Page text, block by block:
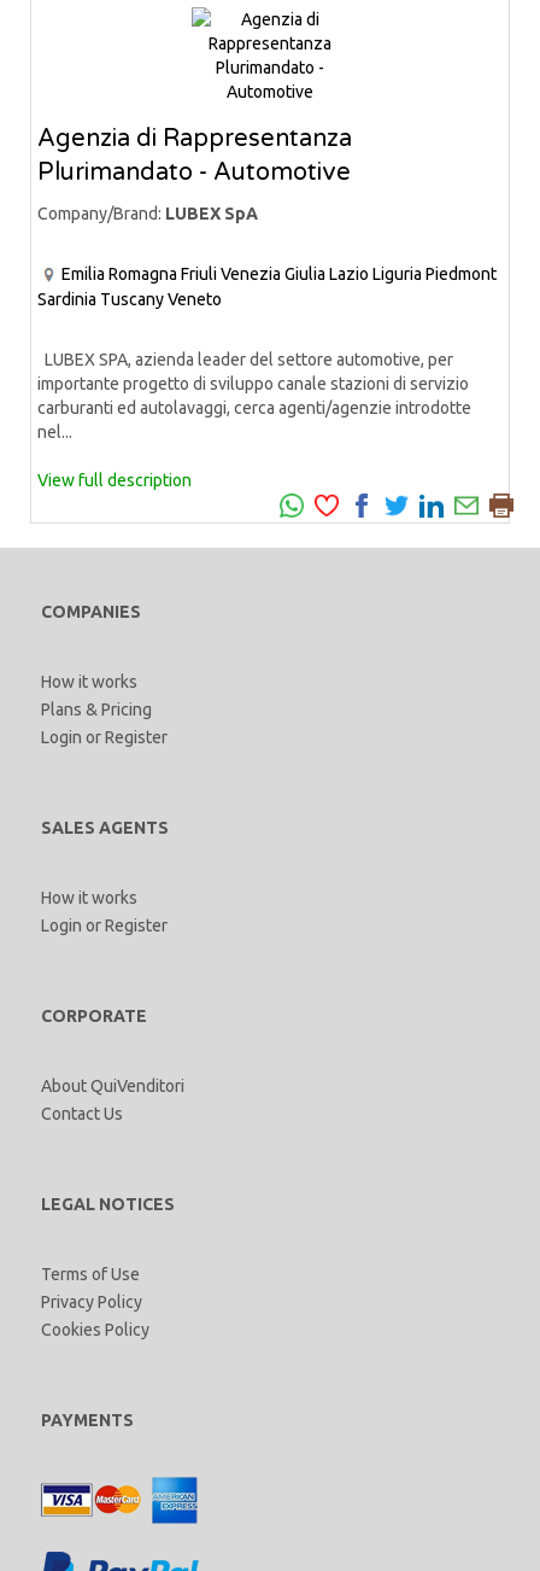
Agenzia di Rappresentanza
Plurimandato - Automotive
Company/Brand: LUBEX SpA
Emilia Romagna Friuli Venezia Giulia Lazio Liguria Piedmont
Sardinia TuscanyVeneto
LUBEX SPA, azienda leader del settore automotive, per
importante progetto di sviluppo canale stazioni di servizio
carburanti ed autolavaggi, cerca agenti/agenzie introdotte
nel...
View full description
COMPANIES
How it works
Plans & Pricing
Login orRegister
SALES AGENTS
How it works
Login orRegister
CORPORATE
About QuiVenditori
Contact Us
LEGAL NOTICES
Terms of Use
Privacy Policy
Cookies Policy
PAYMENTS